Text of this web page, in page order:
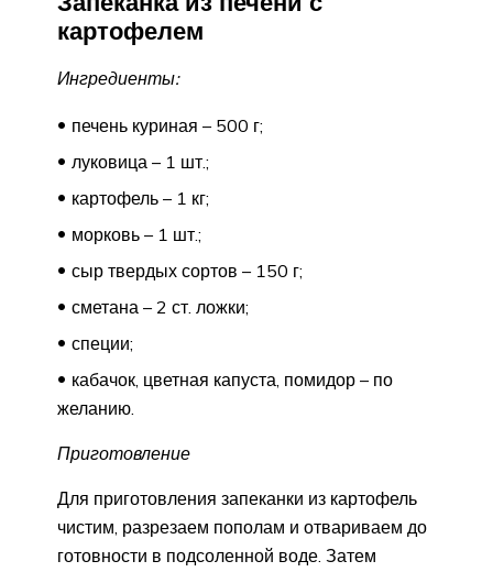
картофелем
Ингредиенты:
печень куриная – 500 г;
луковица – 1 шт.;
картофель – 1 кг;
морковь – 1 шт.;
сыр твердых сортов – 150 г;
сметана – 2 ст. ложки;
специи;
кабачок, цветная капуста, помидор – по
желанию.
Приготовление
Для приготовления запеканки из картофель
чистим, разрезаем пополам и отвариваем до
готовности в подсоленной воде. Затем